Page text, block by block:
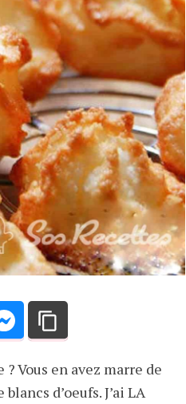
? Vous en avez marre de
d’oeufs. J’ai LA